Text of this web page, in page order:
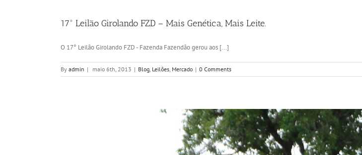
17° Leilão Girolando FZD – Mais Genética, Mais Leite.
O 17° Leilão Girolando FZD - Fazenda Fazendão gerou aos [...]
By admin | maio 6th, 2013 | Blog, Leilões, Mercado | 0 Comments